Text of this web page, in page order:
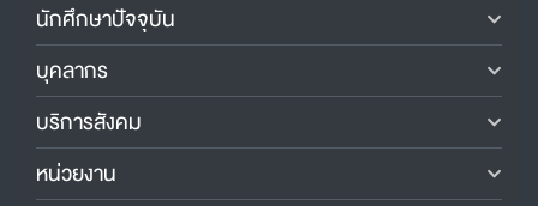
นักศึกษาปัจจุบัน
บุคลากร
บริการสังคม
หน่วยงาน